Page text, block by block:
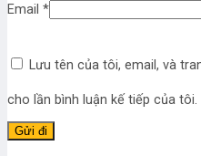
Email *
Lưu tên của tôi, email, và
cho lần bình luận kế tiếp của tôi.